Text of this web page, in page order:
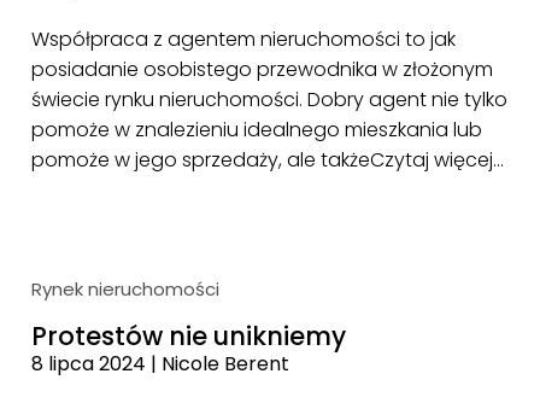
Współpraca z agentem nieruchomości to jak
posiadanie osobistego przewodnika w złożonym
świecie rynku nieruchomości. Dobry agent nie tylko
pomoże w znalezieniu idealnego mieszkania lub
pomoże w jego sprzedaży, ale takżeCzytaj więcej…
Rynek nieruchomości
Protestów nie unikniemy
8 lipca 2024 | Nicole Berent